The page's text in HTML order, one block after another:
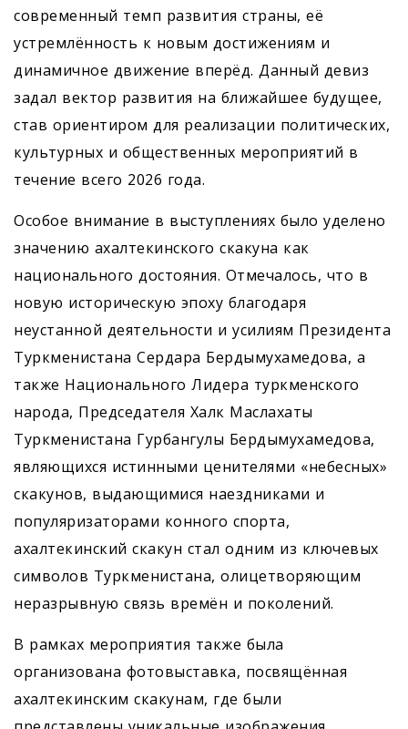
современный темп развития страны, её
устремлённость к новым достижениям и
динамичное движение вперёд. Данный девиз
задал вектор развития на ближайшее будущее,
став ориентиром для реализации политических,
культурных и общественных мероприятий в
течение всего 2026 года.
Особое внимание в выступлениях было уделено
значению ахалтекинского скакуна как
национального достояния. Отмечалось, что в
новую историческую эпоху благодаря
неустанной деятельности и усилиям Президента
Туркменистана Сердара Бердымухамедова, а
также Национального Лидера туркменского
народа, Председателя Халк Маслахаты
Туркменистана Гурбангулы Бердымухамедова,
являющихся истинными ценителями «небесных»
скакунов, выдающимися наездниками и
популяризаторами конного спорта,
ахалтекинский скакун стал одним из ключевых
символов Туркменистана, олицетворяющим
неразрывную связь времён и поколений.
В рамках мероприятия также была
организована фотовыставка, посвящённая
ахалтекинским скакунам, где были